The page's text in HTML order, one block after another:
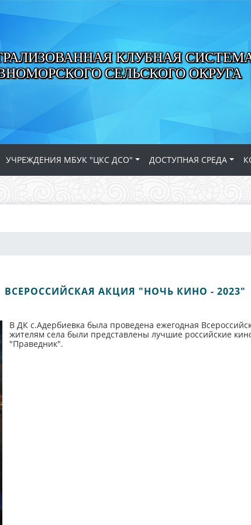
КЛУБНАЯ
СЕЛЬСКОГО ОКРУГА
УЧРЕЖДЕНИЯ МБУК "ЦКС ДСО" ДОСТУПНАЯ СРЕДА
ВСЕРОССИЙСКАЯ АКЦИЯ "НОЧЬ КИНО - 2023"
В ДК с.Адербиевка была проведена ежегодная
жителям села были представлены лучшие российские
"Праведник".